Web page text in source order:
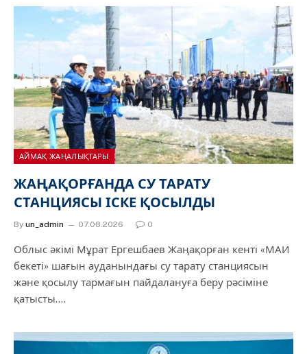
АЙМАҚ ЖАҢАЛЫҚТАРЫ
ЖАҢАҚОРҒАНДА СУ ТАРАТУ
СТАНЦИЯСЫ ІСКЕ ҚОСЫЛДЫ
By un_admin 07.08.2026 0
Облыс әкімі Мұрат Ергешбаев Жаңақорған кенті «МАИ
бекеті» шағын ауданындағы су тарату станциясын
және қосылу тармағын пайдалануға беру рәсіміне
қатысты.…